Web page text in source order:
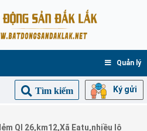
Quản lý
Ký gửi
Tìm kiếm
Ql 26,km12,Xã Eatu,nhiều lô